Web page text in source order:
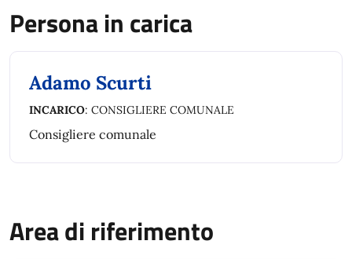
Persona in carica
Adamo Scurti
INCARICO: CONSIGLIERE COMUNALE
Consigliere comunale
Area di riferimento